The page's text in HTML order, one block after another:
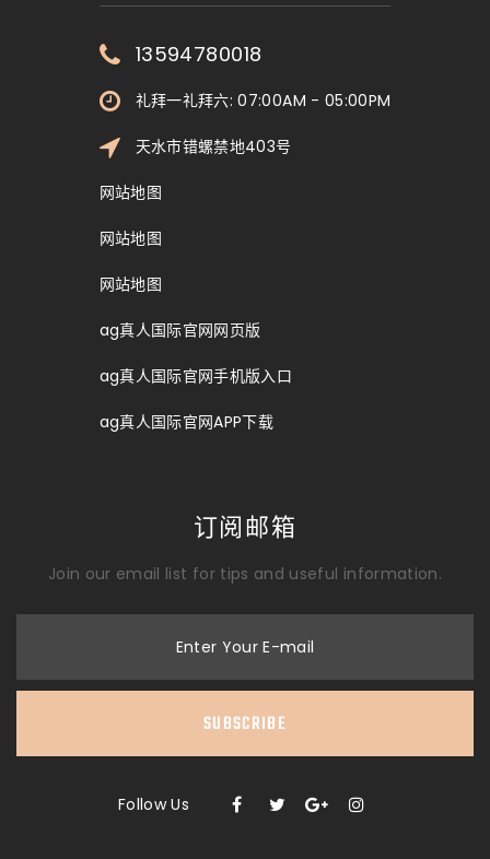
13594780018
礼拜一礼拜六: 07:00AM - 05:00PM
天水市错螺禁地403号
网站地图
网站地图
网站地图
ag真人国际官网网页版
ag真人国际官网手机版入口
ag真人国际官网APP下载
订阅邮箱
Join our email list for tips and useful information.
Enter Your E-mail
SUBSCRIBE
Follow Us